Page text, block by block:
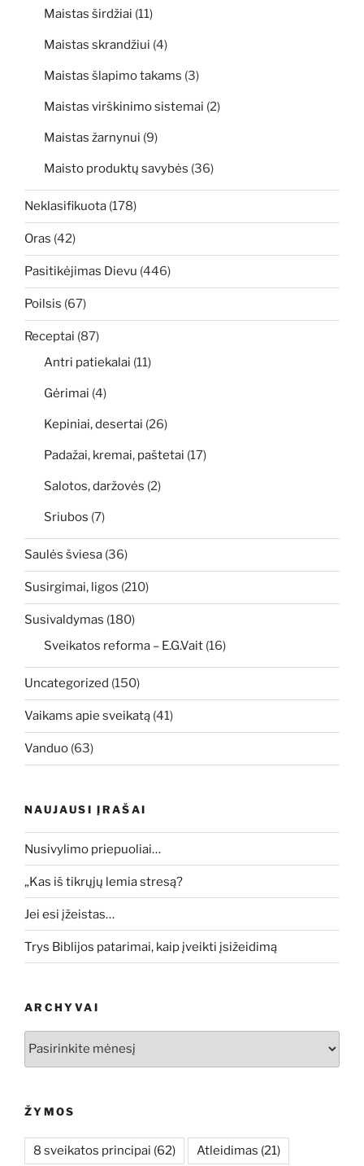
Maistas širdžiai (11)
Maistas skrandžiui (4)
Maistas šlapimo takams (3)
Maistas virškinimo sistemai (2)
Maistas žarnynui (9)
Maisto produktų savybės (36)
Neklasifikuota (178)
Oras (42)
Pasitikėjimas Dievu (446)
Poilsis (67)
Receptai (87)
Antri patiekalai (11)
Gėrimai (4)
Kepiniai, desertai (26)
Padažai, kremai, paštetai (17)
Salotos, daržovės (2)
Sriubos (7)
Saulės šviesa (36)
Susirgimai, ligos (210)
Susivaldymas (180)
Sveikatos reforma – E.G.Vait (16)
Uncategorized (150)
Vaikams apie sveikatą (41)
Vanduo (63)
NAUJAUSI ĮRAŠAI
Nusivylimo priepuoliai…
„Kas iš tikrųjų lemia stresą?
Jei esi įžeistas…
Trys Biblijos patarimai, kaip įveikti įsižeidimą
ARCHYVAI
ŽYMOS
8 sveikatos principai (62) Atleidimas (21)